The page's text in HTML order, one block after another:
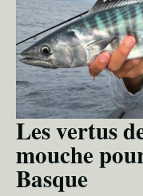
Les vertus
mouche
Basque